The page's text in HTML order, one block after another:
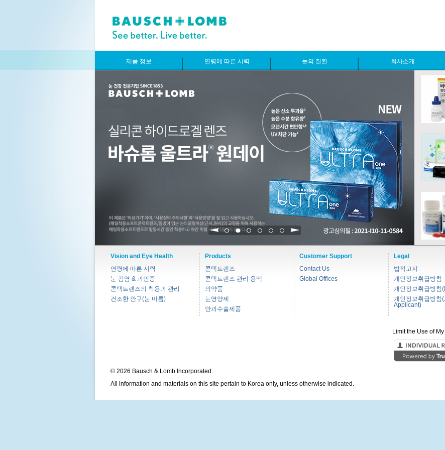
제품 정보 연령에 따른 시력 눈의 질환 회사소개
1 2 3 4 5 6
Vision and Eye Health
연령에 따른 시력
눈 감염 & 과민증
콘택트렌즈의 착용과 관리
건조한 안구(눈 마름)
Products
콘택트렌즈
콘택트렌즈 관리 용액
의약품
눈영양제
안과수술제품
Customer Support
Contact Us
Global Offices
Legal
법적고지
개인정보취급방침
개인정보취급방침
개인정보취급방침
Applicant)
Limit the Use of
© 2026 Bausch & Lomb Incorporated.
All information and materials on this site pertain to Korea only, unless otherwise indicated.